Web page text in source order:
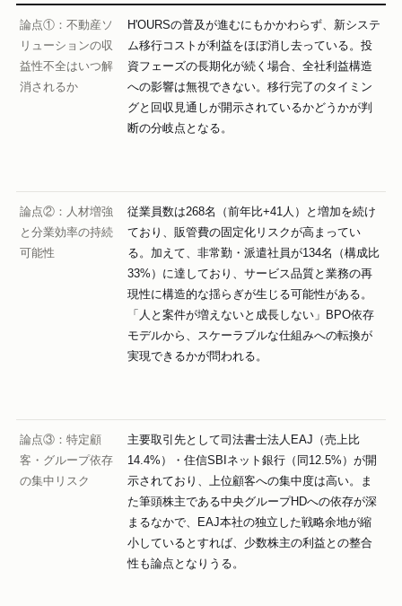
論点①：不動産ソ
リューションの収
益性不全はいつ解
消されるか
H'OURSの普及が進むにもかかわらず、新システ
ム移行コストが利益をほぼ消し去っている。投
資フェーズの長期化が続く場合、全社利益構造
への影響は無視できない。移行完了のタイミン
グと回収見通しが開示されているかどうかが判
断の分岐点となる。
論点②：人材増強
と分業効率の持続
可能性
従業員数は268名（前年比+41人）と増加を続け
ており、販管費の固定化リスクが高まってい
る。加えて、非常勤・派遣社員が134名（構成比
33%）に達しており、サービス品質と業務の再
現性に構造的な揺らぎが生じる可能性がある。
「人と案件が増えないと成長しない」BPO依存
モデルから、スケーラブルな仕組みへの転換が
実現できるかが問われる。
論点③：特定顧
客・グループ依存
の集中リスク
主要取引先として司法書士法人EAJ（売上比
14.4%）・住信SBIネット銀行（同12.5%）が開
示されており、上位顧客への集中度は高い。ま
た筆頭株主である中央グループHDへの依存が深
まるなかで、EAJ本社の独立した戦略余地が縮
小しているとすれば、少数株主の利益との整合
性も論点となりうる。